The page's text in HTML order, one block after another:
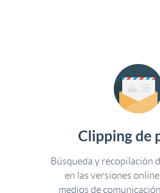
Clipping de
Búsqueda y recopilación
en las versiones
medios de